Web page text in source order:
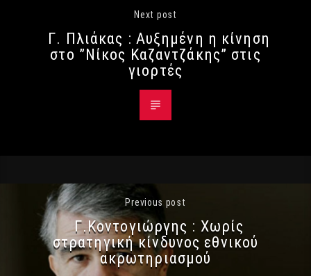
Next post
Γ. Πλιάκας : Αυξημένη η κίνηση
στο ”Νίκος Καζαντζάκης” στις
γιορτές
Previous post
Γ.Κοντογιώργης : Χωρίς
στρατηγική κίνδυνος εθνικού
ακρωτηριασμού